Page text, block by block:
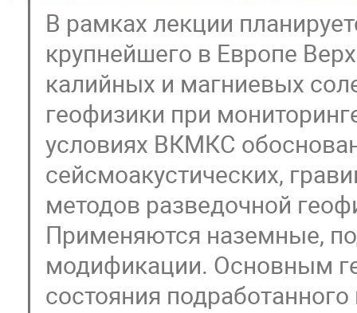
В рамках лекции
крупнейшего в Европе
калийных и магниевых
геофизики при
условиях ВКМКС
сейсмоакустических,
методов разведочной
Применяются наземные,
модификации. Основным
состояния